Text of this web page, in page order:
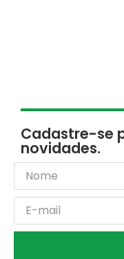
Cadastre-se
novidades.